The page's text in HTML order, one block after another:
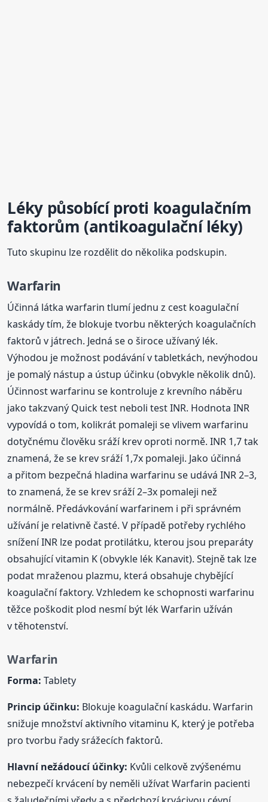
Léky působící proti koagulačním
faktorům (antikoagulační léky)
Tuto skupinu lze rozdělit do několika podskupin.
Warfarin
Účinná látka warfarin tlumí jednu z cest koagulační
kaskády tím, že blokuje tvorbu některých koagulačních
faktorů v játrech. Jedná se o široce užívaný lék.
Výhodou je možnost podávání v tabletkách, nevýhodou
je pomalý nástup a ústup účinku (obvykle několik dnů).
Účinnost warfarinu se kontroluje z krevního náběru
jako takzvaný Quick test neboli test INR. Hodnota INR
vypovídá o tom, kolikrát pomaleji se vlivem warfarinu
dotyčnému člověku sráží krev oproti normě. INR 1,7 tak
znamená, že se krev sráží 1,7x pomaleji. Jako účinná
a přitom bezpečná hladina warfarinu se udává INR 2–3,
to znamená, že se krev sráží 2–3x pomaleji než
normálně. Předávkování warfarinem i při správném
užívání je relativně časté. V případě potřeby rychlého
snížení INR lze podat protilátku, kterou jsou preparáty
obsahující vitamin K (obvykle lék Kanavit). Stejně tak lze
podat mraženou plazmu, která obsahuje chybějící
koagulační faktory. Vzhledem ke schopnosti warfarinu
těžce poškodit plod nesmí být lék Warfarin užíván
v těhotenství.
Warfarin
Forma: Tablety
Princip účinku: Blokuje koagulační kaskádu. Warfarin
snižuje množství aktivního vitaminu K, který je potřeba
pro tvorbu řady srážecích faktorů.
Hlavní nežádoucí účinky: Kvůli celkově zvýšenému
nebezpečí krvácení by neměli užívat Warfarin pacienti